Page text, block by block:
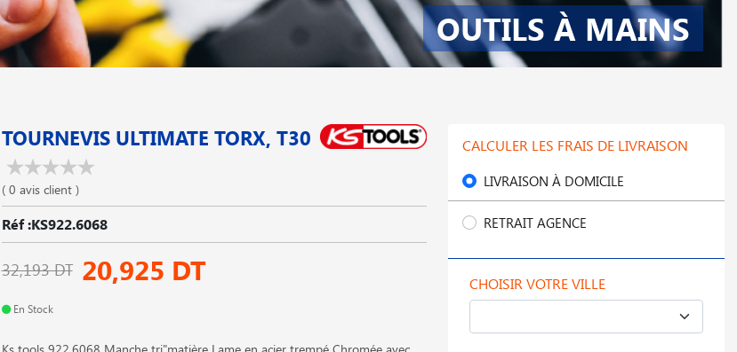
OUTILS À MAINS
TOURNEVIS ULTIMATE TORX, T30
( 0 avis client )
Réf :KS922.6068
32,193 DT 20,925 DT
En Stock
CALCULER LES FRAIS DE LIVRAISON
LIVRAISON À DOMICILE
RETRAIT AGENCE
CHOISIR VOTRE VILLE